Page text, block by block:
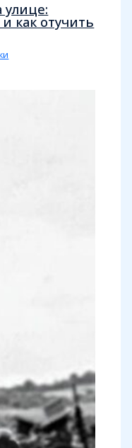
улице:
как отучить